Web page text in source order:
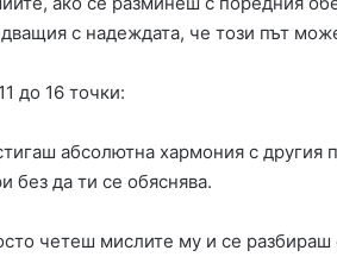
с надеждата, че този път
до 16 точки:
абсолютна хармония с другия
без да ти се обяснява.
четеш мислите му и се разбираш